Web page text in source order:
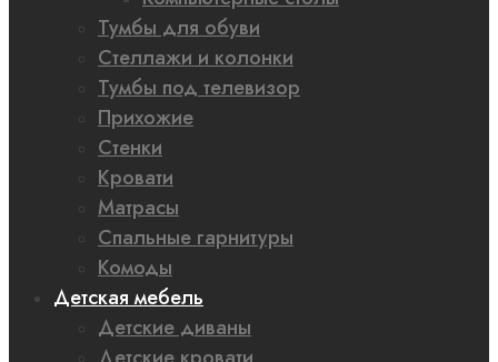
Тумбы для обуви
Стеллажи и колонки
Тумбы под телевизор
Прихожие
Стенки
Кровати
Матрасы
Спальные гарнитуры
Комоды
Детская мебель
Детские диваны